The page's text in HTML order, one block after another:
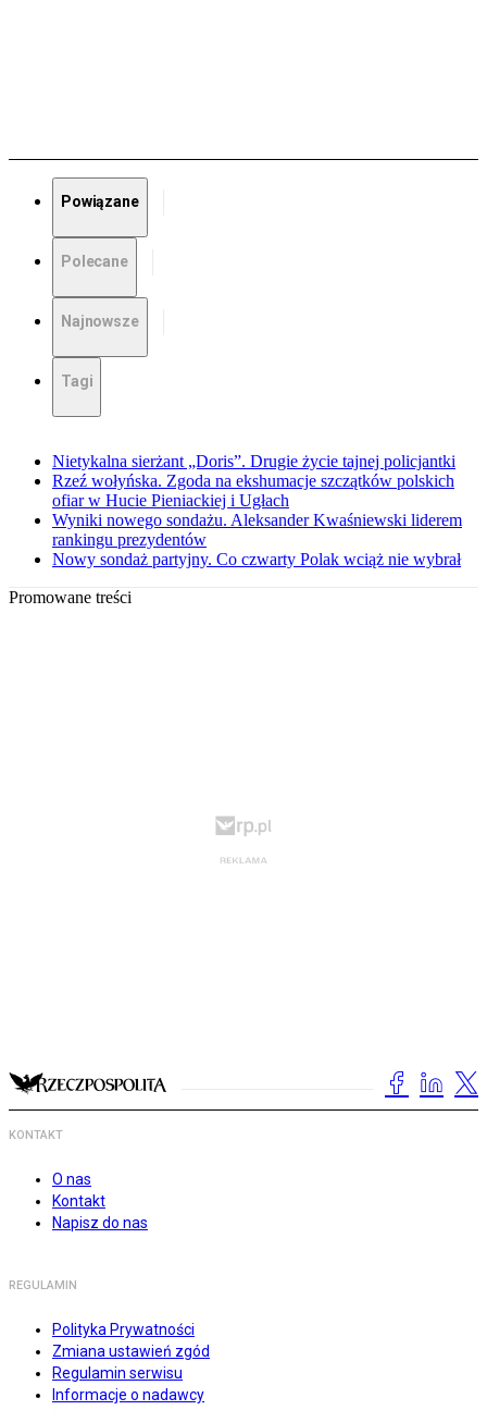
Powiązane
Polecane
Najnowsze
Tagi
Nietykalna sierżant „Doris”. Drugie życie tajnej policjantki
Rzeź wołyńska. Zgoda na ekshumacje szczątków polskich
ofiar w Hucie Pieniackiej i Ugłach
Wyniki nowego sondażu. Aleksander Kwaśniewski liderem
rankingu prezydentów
Nowy sondaż partyjny. Co czwarty Polak wciąż nie wybrał
Promowane treści
KONTAKT
O nas
Kontakt
Napisz do nas
REGULAMIN
Polityka Prywatności
Zmiana ustawień zgód
Regulamin serwisu
Informacje o nadawcy